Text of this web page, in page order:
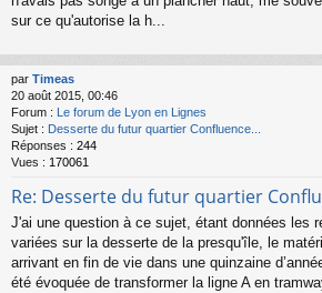
sur ce qu'autorise la h...
par Timeas
20 août 2015, 00:46
Forum :
Le forum de Lyon en Lignes
Sujet : Desserte du futur quartier Confluence...
Réponses : 244
Vues : 170061
Re: Desserte du futur quartier
J'ai une question à ce sujet, étant données les
variées sur la desserte de la presqu'île, le
arrivant en fin de vie dans une quinzaine
été évoquée de transformer la ligne A en